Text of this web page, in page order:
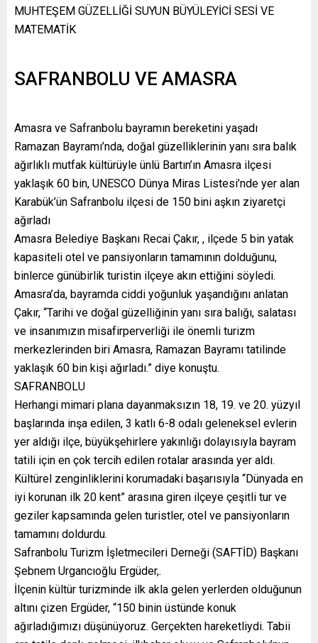
MUHTEŞEM GÜZELLİĞİ SUYUN BÜYÜLEYİCİ SESİ VE
MATEMATİK
SAFRANBOLU VE AMASRA
Amasra ve Safranbolu bayramın bereketini yaşadı
Ramazan Bayramı’nda, doğal güzelliklerinin yanı sıra balık
ağırlıklı mutfak kültürüyle ünlü Bartın’ın Amasra ilçesi
yaklaşık 60 bin, UNESCO Dünya Miras Listesi’nde yer alan
Karabük’ün Safranbolu ilçesi de 150 bini aşkın ziyaretçi
ağırladı
Amasra Belediye Başkanı Recai Çakır, , ilçede 5 bin yatak
kapasiteli otel ve pansiyonların tamamının dolduğunu,
binlerce günübirlik turistin ilçeye akın ettiğini söyledi.
Amasra’da, bayramda ciddi yoğunluk yaşandığını anlatan
Çakır, “Tarihi ve doğal güzelliğinin yanı sıra balığı, salatası
ve insanımızın misafirperverliği ile önemli turizm
merkezlerinden biri Amasra, Ramazan Bayramı tatilinde
yaklaşık 60 bin kişi ağırladı.” diye konuştu.
SAFRANBOLU
Herhangi mimari plana dayanmaksızın 18, 19. ve 20. yüzyıl
başlarında inşa edilen, 3 katlı 6-8 odalı geleneksel evlerin
yer aldığı ilçe, büyükşehirlere yakınlığı dolayısıyla bayram
tatili için en çok tercih edilen rotalar arasında yer aldı.
Kültürel zenginliklerini korumadaki başarısıyla “Dünyada en
iyi korunan ilk 20 kent” arasına giren ilçeye çeşitli tur ve
geziler kapsamında gelen turistler, otel ve pansiyonların
tamamını doldurdu.
Safranbolu Turizm İşletmecileri Derneği (SAFTİD) Başkanı
Şebnem Urgancıoğlu Ergüder,.
İlçenin kültür turizminde ilk akla gelen yerlerden olduğunun
altını çizen Ergüder, “150 binin üstünde konuk
ağırladığımızı düşünüyoruz. Gerçekten hareketliydi. Tabii